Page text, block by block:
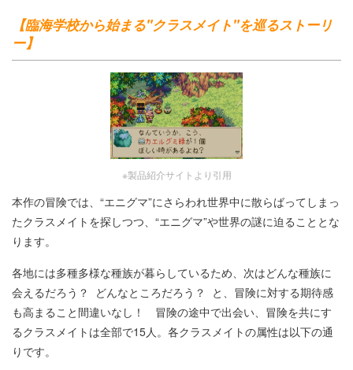
【臨海学校から始まる"クラスメイト"を巡るストーリ
ー】
※製品紹介サイトより引用
本作の冒険では、“エニグマ”にさらわれ世界中に散らばってしまっ
たクラスメイトを探しつつ、“エニグマ”や世界の謎に迫ることとな
ります。
各地には多種多様な種族が暮らしているため、次はどんな種族に
会えるだろう？ どんなところだろう？ と、冒険に対する期待感
も高まること間違いなし！ 冒険の途中で出会い、冒険を共にす
るクラスメイトは全部で15人。各クラスメイトの属性は以下の通
りです。